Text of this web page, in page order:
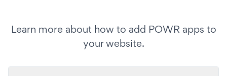
Learn more about how to add POWR apps to
your website.